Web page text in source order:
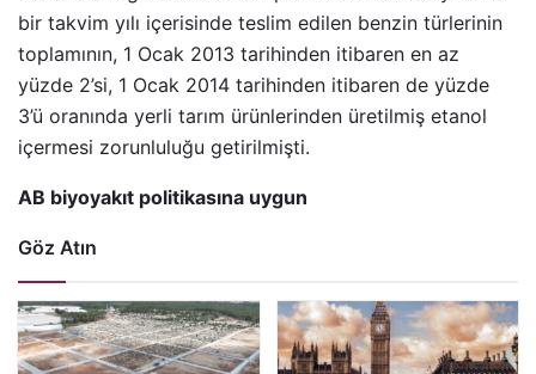
bir takvim yılı içerisinde teslim edilen benzin türlerinin
toplamının, 1 Ocak 2013 tarihinden itibaren en az
yüzde 2’si, 1 Ocak 2014 tarihinden itibaren de yüzde
3’ü oranında yerli tarım ürünlerinden üretilmiş etanol
içermesi zorunluluğu getirilmişti.
AB biyoyakıt politikasına uygun
Göz Atın